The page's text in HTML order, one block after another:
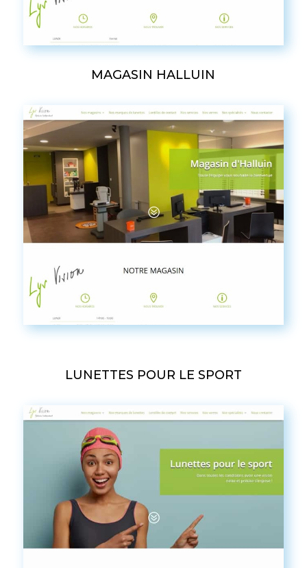
MAGASIN HALLUIN
LUNETTES POUR LE SPORT